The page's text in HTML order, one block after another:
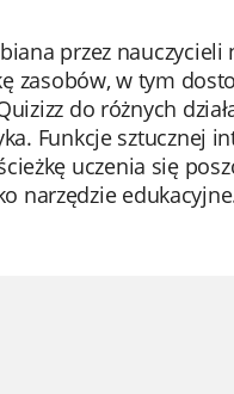
przez nauczycieli
w tym
do różnych
Funkcje sztucznej
uczenia się
narzędzie